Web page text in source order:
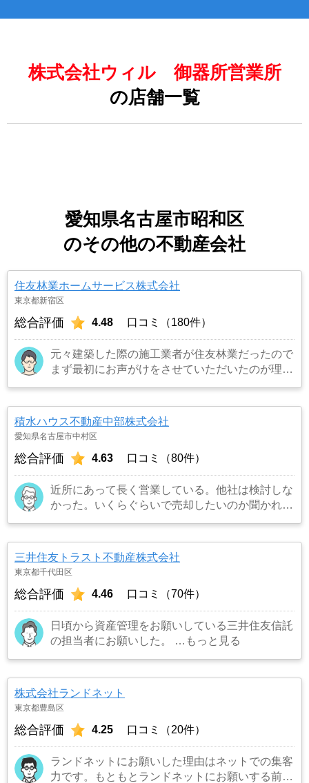
株式会社ウィル 御器所営業所
の店舗一覧
愛知県名古屋市昭和区
のその他の不動産会社
住友林業ホームサービス株式会社
東京都新宿区
総合評価 4.48 口コミ（180件）
元々建築した際の施工業者が住友林業だったので
まず最初にお声がけをさせていただいたのが理由
積水ハウス不動産中部株式会社
愛知県名古屋市中村区
総合評価 4.63 口コミ（80件）
近所にあって長く営業している。他社は検討しな
かった。いくらぐらいで売却したいのか聞かれた
でその場で即決した。…もっと見る
三井住友トラスト不動産株式会社
東京都千代田区
総合評価 4.46 口コミ（70件）
日頃から資産管理をお願いしている三井住友信託
の担当者にお願いした。
…もっと見る
株式会社ランドネット
東京都豊島区
総合評価 4.25 口コミ（20件）
ランドネットにお願いした理由はネットでの集客
力です。もともとランドネットにお願いする前は